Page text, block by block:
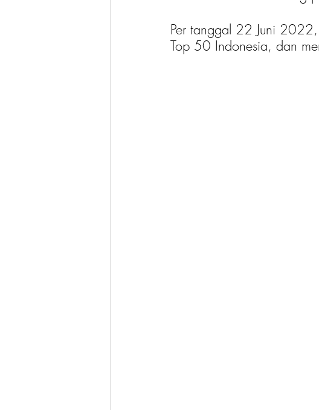
Per tanggal 22 Juni 2022,
Top 50 Indonesia, dan